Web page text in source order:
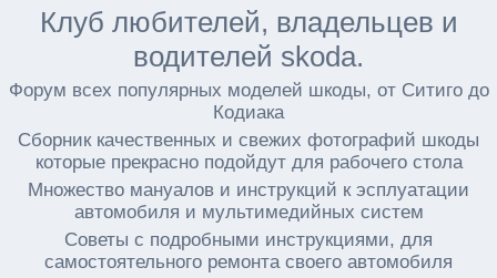
Клуб любителей, владельцев и
водителей skoda.
Форум всех популярных моделей шкоды, от Ситиго до
Кодиака
Сборник качественных и свежих фотографий шкоды
которые прекрасно подойдут для рабочего стола
Множество мануалов и инструкций к эсплуатации
автомобиля и мультимедийных систем
Советы с подробными инструкциями, для
самостоятельного ремонта своего автомобиля